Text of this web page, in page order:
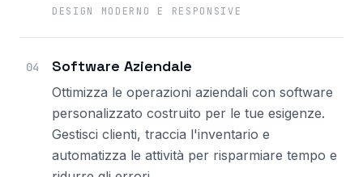
DESIGN MODERNO E RESPONSIVE
04 Software Aziendale
Ottimizza le operazioni aziendali con software
personalizzato costruito per le tue esigenze.
Gestisci clienti, traccia l'inventario e
automatizza le attività per risparmiare tempo e